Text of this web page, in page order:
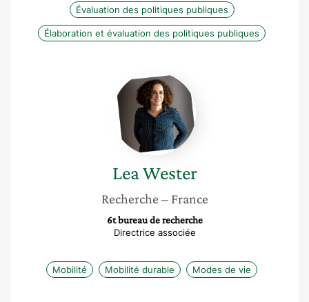
Évaluation des politiques publiques
Élaboration et évaluation des politiques publiques
Lea
Wester
LeaWester
Recherche – France
6t bureau de recherche
Directrice associée
Mobilité Mobilité durable Modes de vie